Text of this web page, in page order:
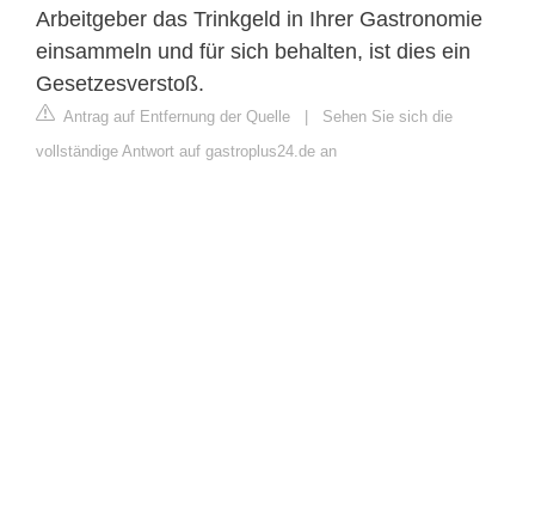
Arbeitgeber das Trinkgeld in Ihrer Gastronomie
einsammeln und für sich behalten, ist dies ein
Gesetzesverstoß.
Antrag auf Entfernung der Quelle | Sehen Sie sich die
vollständige Antwort auf gastroplus24.de an